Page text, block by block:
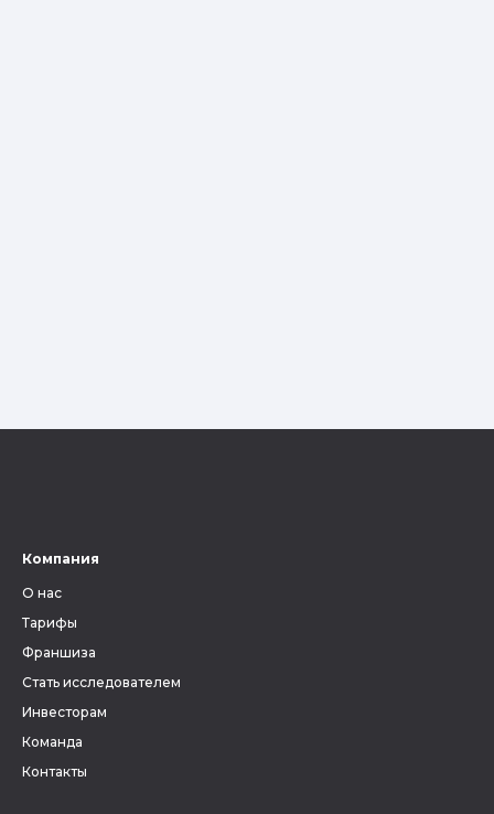
Компания
О нас
Тарифы
Франшиза
Стать исследователем
Инвесторам
Команда
Контакты